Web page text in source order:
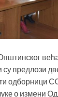
предлози
одборници
о измени